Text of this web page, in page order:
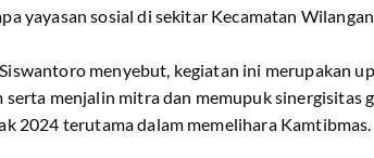
yayasan sosial di sekitar Kecamatan
menyebut, kegiatan ini merupakan
serta menjalin mitra dan memupuk sinergisitas
2024 terutama dalam memelihara Kamtibmas.